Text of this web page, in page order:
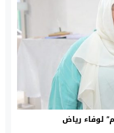
لوفاء رياض